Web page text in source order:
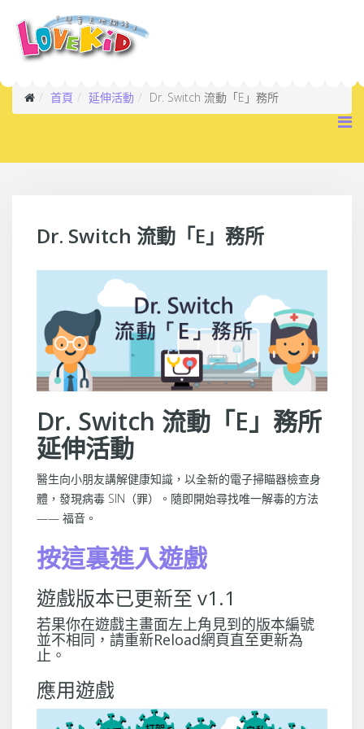
首頁 延伸活動 Dr. Switch 流動「E」務所
Dr. Switch 流動「E」務所
Dr. Switch 流動「E」務所
延伸活動
醫生向小朋友講解健康知識，以全新的電子掃瞄器檢查身
體，發現病毒 SIN（罪）。隨即開始尋找唯一解毒的方法
—— 福音。
按這裏進入遊戲
遊戲版本已更新至 v1.1
若果你在遊戲主畫面左上角見到的版本編號
並不相同，請重新Reload網頁直至更新為
止。
應用遊戲